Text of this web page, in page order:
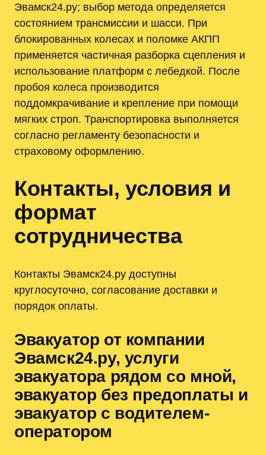
Эвамск24.ру; выбор метода определяется
состоянием трансмиссии и шасси. При
блокированных колесах и поломке АКПП
применяется частичная разборка сцепления и
использование платформ с лебедкой. После
пробоя колеса производится
поддомкрачивание и крепление при помощи
мягких строп. Транспортировка выполняется
согласно регламенту безопасности и
страховому оформлению.
Контакты, условия и
формат
сотрудничества
Контакты Эвамск24.ру доступны
круглосуточно, согласование доставки и
порядок оплаты.
Эвакуатор от компании
Эвамск24.ру, услуги
эвакуатора рядом со мной,
эвакуатор без предоплаты и
эвакуатор с водителем-
оператором